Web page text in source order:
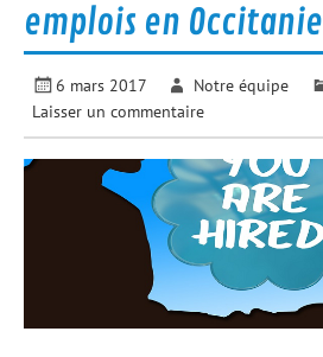
emplois en Occitanie
6 mars 2017 Notre équipe
Laisser un commentaire